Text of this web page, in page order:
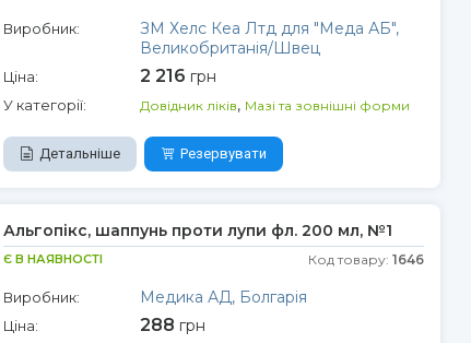
Виробник:
ЗМ Хелс Кеа Лтд для "Меда АБ",
Великобританія/Швец
Ціна: 2 216 грн
У категорії: Довідник ліків, Мазі та зовнішні форми
Детальніше Резервувати
Альгопікс, шаппунь проти лупи фл. 200 мл, №1
Є В НАЯВНОСТІ Код товару: 1646
Виробник: Медика АД, Болгарія
Ціна: 288 грн